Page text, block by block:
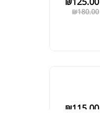
₪180.00
₪115.00